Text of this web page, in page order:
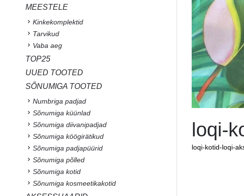
loqi-
loqi-kotid-loqi-
MEESTELE
Kinkekomplektid
Tarvikud
Vaba aeg
TOP25
UUED TOOTED
SÕNUMIGA TOOTED
Numbriga padjad
Sõnumiga küünlad
Sõnumiga diivanipadjad
Sõnumiga köögirätikud
Sõnumiga padjapüürid
Sõnumiga põlled
Sõnumiga kotid
Sõnumiga kosmeetikakotid